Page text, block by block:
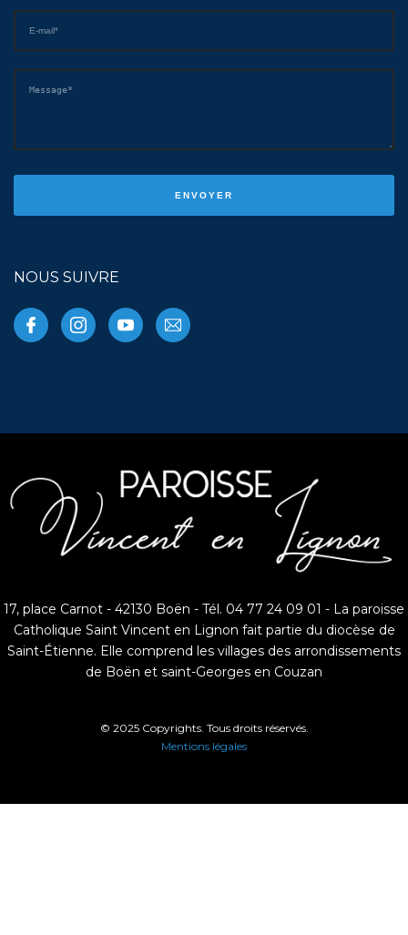
NOUS SUIVRE
17, place Carnot - 42130 Boën - Tél. 04 77 24 09 01 - La paroisse
Catholique Saint Vincent en Lignon fait partie du diocèse de
Saint-Étienne. Elle comprend les villages des arrondissements
de Boën et saint-Georges en Couzan
© 2025 Copyrights. Tous droits réservés.
Mentions légales